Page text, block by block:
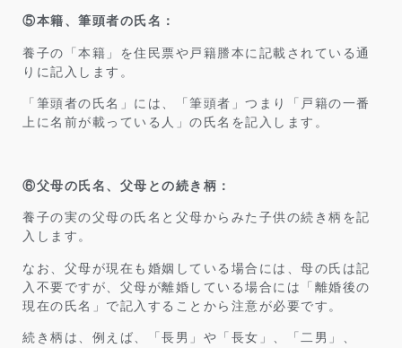
⑤本籍、筆頭者の氏名：
養子の「本籍」を住民票や戸籍謄本に記載されている通
りに記入します。
「筆頭者の氏名」には、「筆頭者」つまり「戸籍の一番
上に名前が載っている人」の氏名を記入します。
⑥父母の氏名、父母との続き柄：
養子の実の父母の氏名と父母からみた子供の続き柄を記
入します。
なお、父母が現在も婚姻している場合には、母の氏は記
入不要ですが、父母が離婚している場合には「離婚後の
現在の氏名」で記入することから注意が必要です。
続き柄は、例えば、「長男」や「長女」、「二男」、